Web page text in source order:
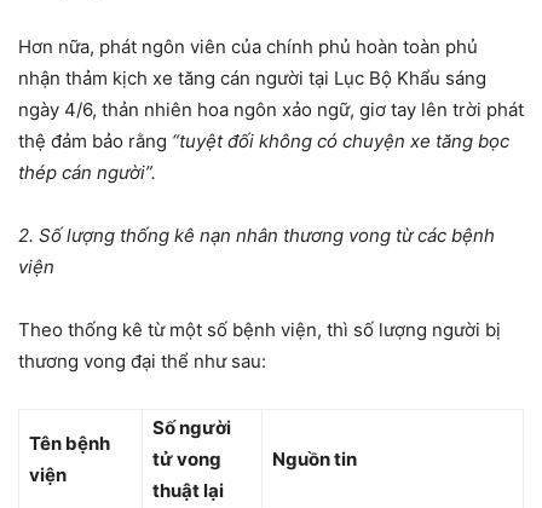
Hơn nữa, phát ngôn viên của chính phủ hoàn toàn phủ
nhận thảm kịch xe tăng cán người tại Lục Bộ Khẩu sáng
ngày 4/6, thản nhiên hoa ngôn xảo ngữ, giơ tay lên trời phát
thệ đảm bảo rằng “tuyệt đối không có chuyện xe tăng bọc
thép cán người”.
2. Số lượng thống kê nạn nhân thương vong từ các bệnh
viện
Theo thống kê từ một số bệnh viện, thì số lượng người bị
thương vong đại thể như sau:
Tên bệnh
viện
Số người
tử vong
thuật lại
Nguồn tin